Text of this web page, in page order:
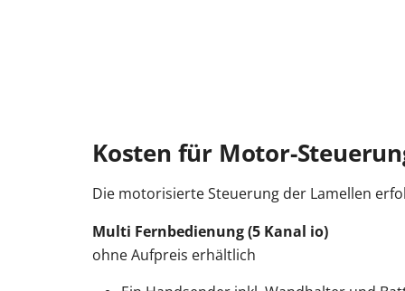
Kosten für Motor-
Die motorisierte Steuerung der Lamellen
Multi Fernbedienung (5 Kanal io)
ohne Aufpreis erhältlich